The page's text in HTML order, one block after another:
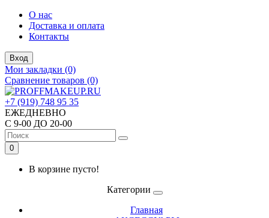
О нас
Доставка и оплата
Контакты
Вход
Мои закладки (0)
Сравнение товаров (0)
+7 (919) 748 95 35
ЕЖЕДНЕВНО
С 9-00 ДО 20-00
0
В корзине пусто!
Категории
Главная